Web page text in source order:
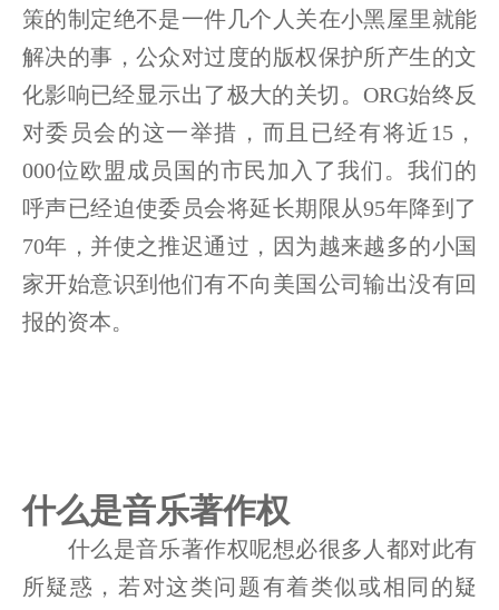
策的制定绝不是一件几个人关在小黑屋里就能
解决的事，公众对过度的版权保护所产生的文
化影响已经显示出了极大的关切。ORG始终反
对委员会的这一举措，而且已经有将近15，
000位欧盟成员国的市民加入了我们。我们的
呼声已经迫使委员会将延长期限从95年降到了
70年，并使之推迟通过，因为越来越多的小国
家开始意识到他们有不向美国公司输出没有回
报的资本。
什么是音乐著作权
什么是音乐著作权呢想必很多人都对此有
所疑惑，若对这类问题有着类似或相同的疑